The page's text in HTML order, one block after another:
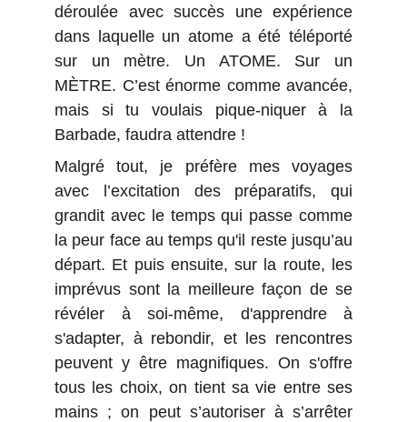
déroulée avec succès une expérience
dans laquelle un atome a été téléporté
sur un mètre. Un ATOME. Sur un
MÈTRE. C’est énorme comme avancée,
mais si tu voulais pique-niquer à la
Barbade, faudra attendre !
Malgré tout, je préfère mes voyages
avec l’excitation des préparatifs, qui
grandit avec le temps qui passe comme
la peur face au temps qu'il reste jusqu’au
départ. Et puis ensuite, sur la route, les
imprévus sont la meilleure façon de se
révéler à soi-même, d'apprendre à
s'adapter, à rebondir, et les rencontres
peuvent y être magnifiques. On s'offre
tous les choix, on tient sa vie entre ses
mains ; on peut s’autoriser à s’arrêter